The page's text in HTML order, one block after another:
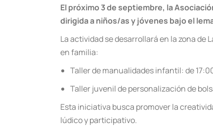
El próximo 3 de septiembre, la
dirigida a niños/as y jóvenes bajo el
La actividad se desarrollará en la zona
en familia:
Taller de manualidades infantil: de
Taller juvenil de personalización de
Esta iniciativa busca promover la
lúdico y participativo.